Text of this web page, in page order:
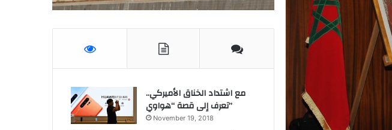
مع اشتداد الخناق الأميركي..
تعرف إلى قصة “هواوي”
November 19, 2018